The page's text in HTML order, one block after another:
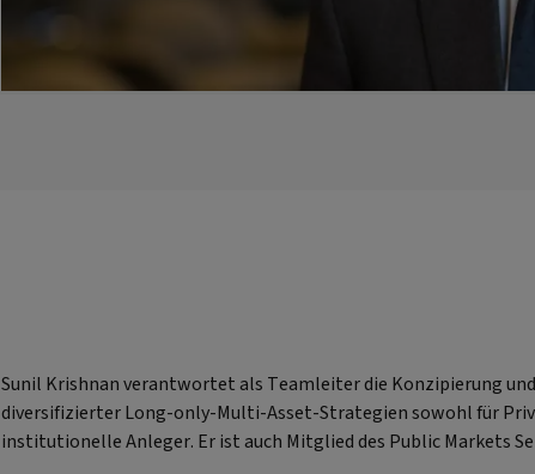
Sunil Krishnan verantwortet als Teamleiter die Konzipierung
diversifizierter Long-only-Multi-Asset-Strategien sowohl für
institutionelle Anleger. Er ist auch Mitglied des Public Markets